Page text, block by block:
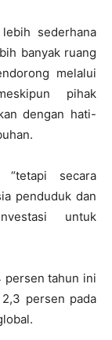
sederhana
banyak ruang
melalui
pihak
dengan hati-
secara
penduduk dan
untuk
persen tahun ini
persen pada